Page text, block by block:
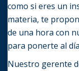
como si eres un
materia, te
de una hora con
para ponerte al
Nuestro gerente